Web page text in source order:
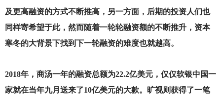
及更高融资的方式不断推高，另一方面，后期的投资人们也
同样寄希望于此，然而随着一轮轮融资额的不断推升，资本
寒冬的大背景下找到下一轮融资的难度也就越高。
2018年，商汤一年的融资总额为22.2亿美元，仅仅软银中国一
家就在当年九月送来了10亿美元的大款。旷视则获得了一笔